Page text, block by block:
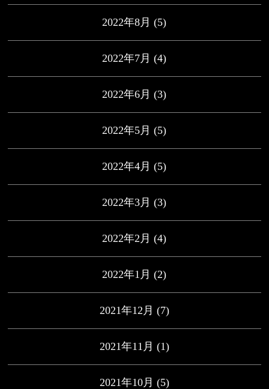
2022年8月 (5)
2022年7月 (4)
2022年6月 (3)
2022年5月 (5)
2022年4月 (5)
2022年3月 (3)
2022年2月 (4)
2022年1月 (2)
2021年12月 (7)
2021年11月 (1)
2021年10月 (5)